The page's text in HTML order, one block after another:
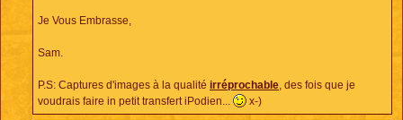
Je Vous Embrasse,
Sam.
P.S: Captures d'images à la qualité irréprochable , des fois que je
voudrais faire in petit transfert iPodien...
x-)